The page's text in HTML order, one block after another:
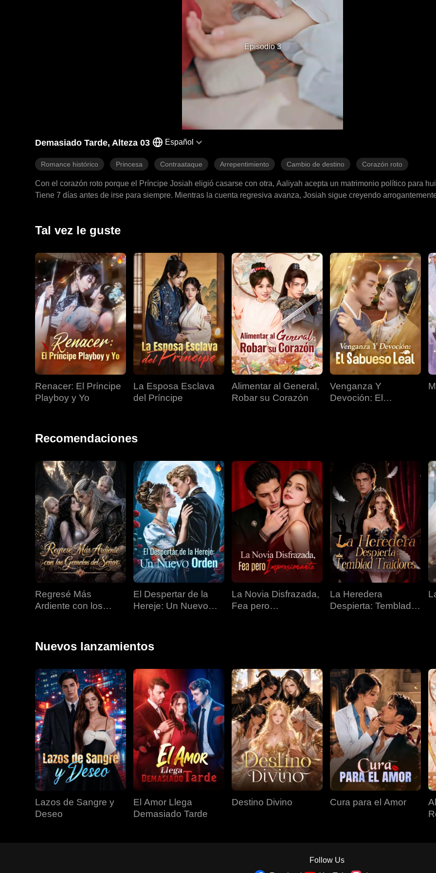
Episodio 3
Demasiado Tarde, Alteza 03 Español
Romance histórico Princesa Contraataque Arrepentimiento Cambio de destino Corazón roto
Con el corazón roto porque el Príncipe Josiah eligió casarse con otra, Aaliyah acepta un matrimonio político para
Tiene 7 días antes de irse para siempre. Mientras la cuenta regresiva avanza, Josiah sigue creyendo
Tal vez le guste
Renacer: El Príncipe
Playboy y Yo
La Esposa Esclava
del Príncipe
Alimentar al General,
Robar su Corazón
Venganza Y
Devoción: El
Recomendaciones
Regresé Más
Ardiente con los
El Despertar de la
Hereje: Un Nuevo
La Novia Disfrazada,
Fea pero
La Heredera
Despierta: Temblad
Nuevos lanzamientos
Lazos de Sangre y
Deseo
El Amor Llega
Demasiado Tarde
Destino Divino Cura para el Amor
Follow Us